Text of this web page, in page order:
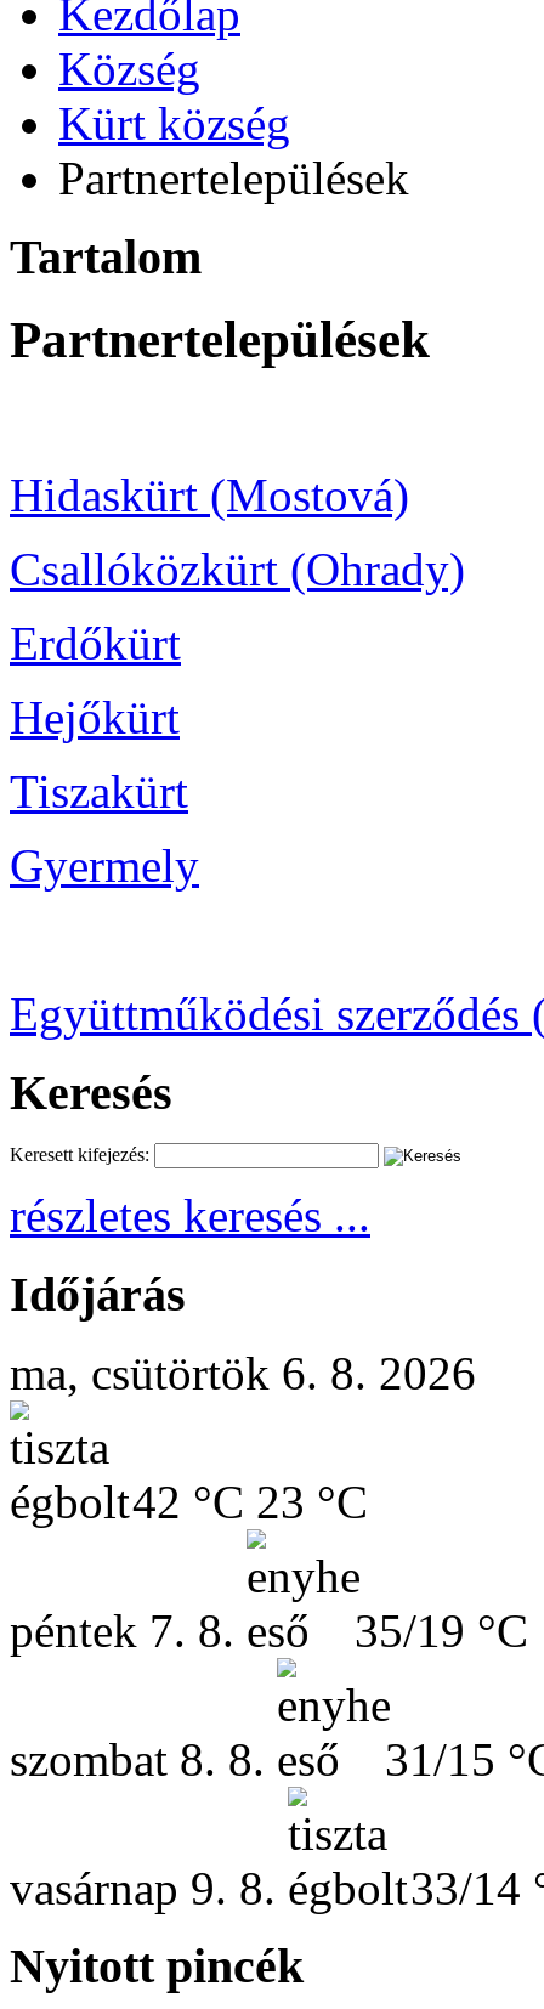
Kezdőlap
Község
Kürt község
Partnertelepülések
Tartalom
Partnertelepülések
Hidaskürt (Mostová)
Csallóközkürt (Ohrady)
Erdőkürt
Hejőkürt
Tiszakürt
Gyermely
Együttműködési szerződés
Keresés
Keresett kifejezés:
részletes keresés ...
Időjárás
ma, csütörtök 6. 8. 2026
42 °C 23 °C
péntek 7. 8. 35/19 °C
szombat 8. 8. 31/15
vasárnap 9. 8. 33/14
Nyitott pincék